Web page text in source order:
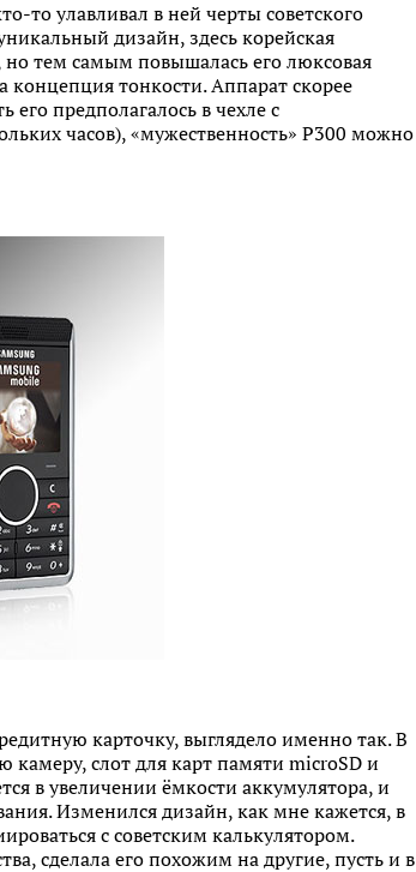
то улавливал в ней черты советского
дизайн, здесь корейская
но тем самым повышалась его люксовая
концепция тонкости. Аппарат скорее
предполагалось в чехле с
часов), «мужественность» P300 можно
карточку, выглядело именно так. В
камеру, слот для карт памяти microSD и
в увеличении ёмкости аккумулятора, и
Изменился дизайн, как мне кажется, в
с советским калькулятором.
сделала его похожим на другие, пусть и в